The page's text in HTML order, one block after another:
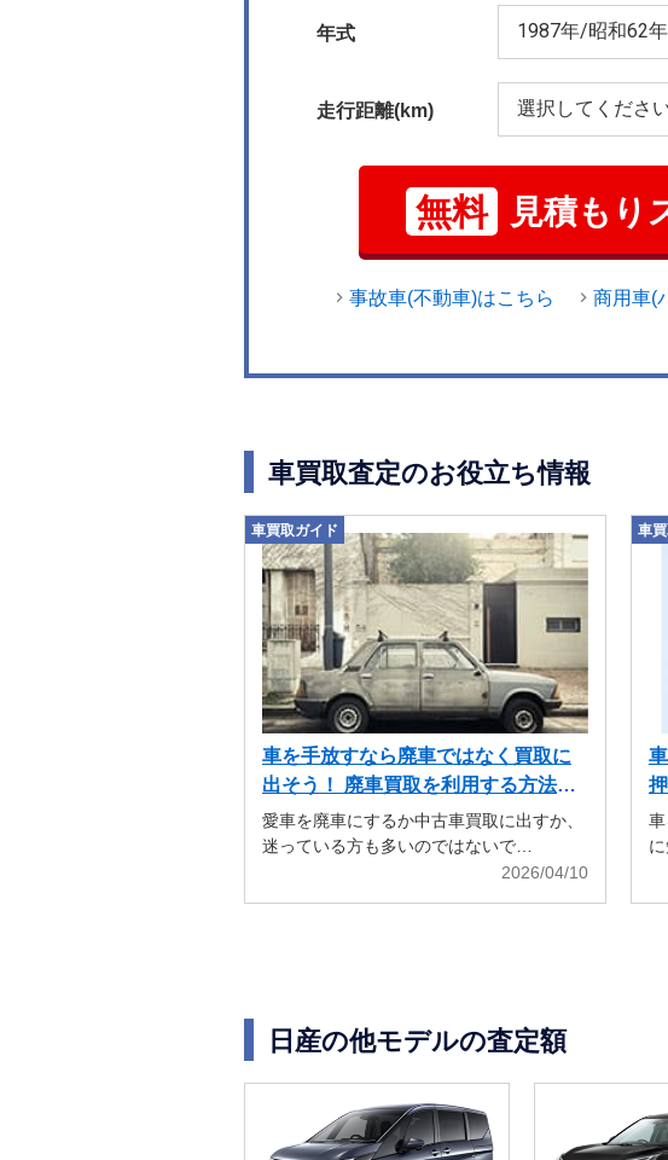
年式
走行距離(km)
無料 見積もり
事故車(不動車)はこちら 商用車(
車買取査定のお役立ち情報
車買取ガイド
車を手放すなら廃車ではなく買取に
出そう！ 廃車買取を利用する方法も
解説
愛車を廃車にするか中古車買取に出すか、
迷っている方も多いのではないで…
2026/04/10
車
日産の他モデルの査定額